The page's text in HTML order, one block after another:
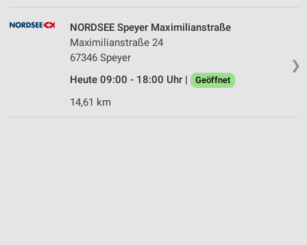
❯
NORDSEE Speyer Maximilianstraße
Maximilianstraße 24
67346 Speyer
Heute 09:00 - 18:00 Uhr |
Geöffnet
14,61 km